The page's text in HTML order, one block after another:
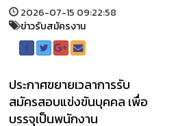
2026-07-15 09:22:58
ข่าวรับสมัครงาน
ประกาศขยายเวลาการรับ
สมัครสอบแข่งขันบุคคล เพื่อ
บรรจุเป็นพนักงาน